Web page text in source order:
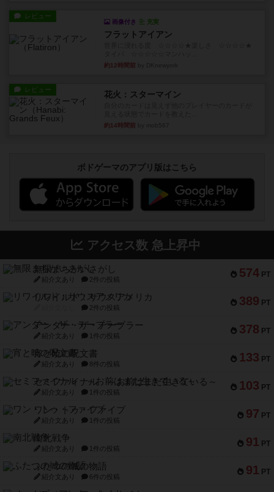
レビュー
画像付き 充実
フラットアイアン
約12時間前 by DKnewyork
レビュー 花火：スターマイン
約14時間前 by mob567
ボドゲーマのアプリ版はこちら
アクセス数 急上昇中
574 PT
無限まちがいさがし
紹介文あり 2件の投稿
389 PT
リワイルド：サウスアメリカ
2件の投稿
378 PT
アンダー・ザ・テーブラー
紹介文あり 1件の投稿
133 PT
宵と暁の呪文書
紹介文あり 8件の投稿
103 PT
セミファイナル ～お前はまだ生きている～
紹介文あり 1件の投稿
97 PT
ワン・トゥ・ファイブ
紹介文あり 1件の投稿
91 PT
南北戦争
紹介文あり 1件の投稿
91 PT
ふたつの城の物語
紹介文あり 6件の投稿